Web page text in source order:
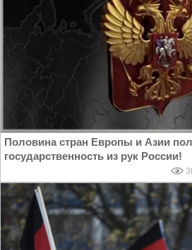
Половина стран Европы и Азии
государственность из рук России!